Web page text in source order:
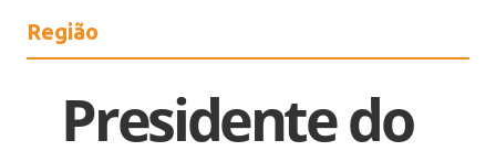
Região
Presidente do